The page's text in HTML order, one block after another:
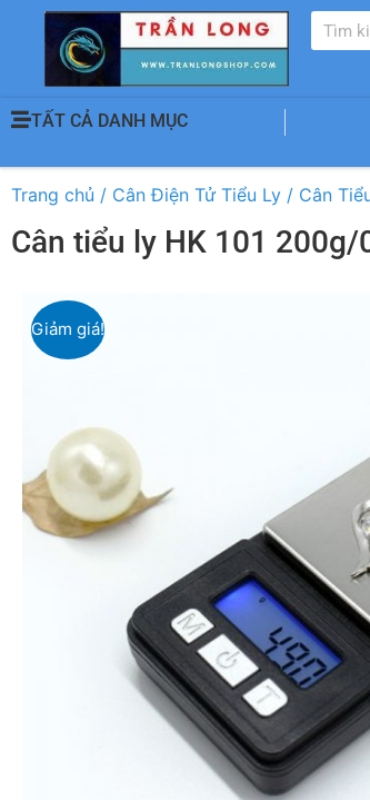
TẤT CẢ DANH MỤC
Trang chủ / Cân Điện Tử Tiểu Ly / Cân
Cân tiểu ly HK 101 200g/
Giảm giá!